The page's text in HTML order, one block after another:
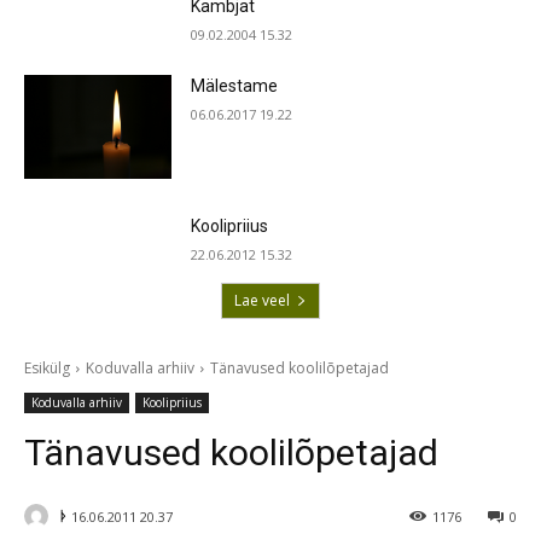
Kambjat
09.02.2004 15.32
Mälestame
06.06.2017 19.22
Koolipriius
22.06.2012 15.32
Lae veel
Esikülg Koduvalla arhiiv Tänavused koolilõpetajad
Koduvalla arhiiv Koolipriius
Tänavused koolilõpetajad
ᚦ 0
16.06.2011 20.37 1176